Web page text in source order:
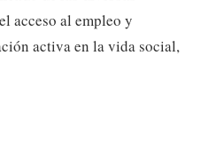
acceso al empleo y
activa en la vida social,